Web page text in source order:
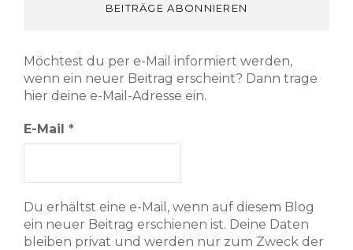
BEITRÄGE ABONNIEREN
Möchtest du per e-Mail informiert werden,
wenn ein neuer Beitrag erscheint? Dann trage
hier deine e-Mail-Adresse ein.
E-Mail *
Du erhältst eine e-Mail, wenn auf diesem Blog
ein neuer Beitrag erschienen ist. Deine Daten
bleiben privat und werden nur zum Zweck der